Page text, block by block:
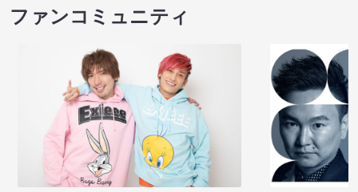
ファンコミュニティ